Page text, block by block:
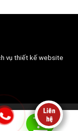
0
vụ thiết kế website
| Trang web của